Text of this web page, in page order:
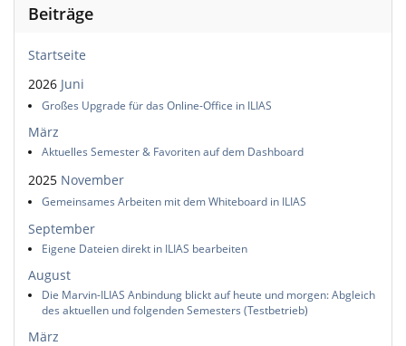
Beiträge
Startseite
2026 Juni
Großes Upgrade für das Online-Office in ILIAS
März
Aktuelles Semester & Favoriten auf dem Dashboard
2025 November
Gemeinsames Arbeiten mit dem Whiteboard in ILIAS
September
Eigene Dateien direkt in ILIAS bearbeiten
August
Die Marvin-ILIAS Anbindung blickt auf heute und morgen: Abgleich
des aktuellen und folgenden Semesters (Testbetrieb)
März